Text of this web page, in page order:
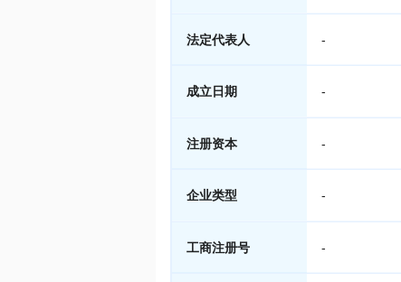
法定代表人 -
成立日期 -
注册资本 -
企业类型 -
工商注册号 -